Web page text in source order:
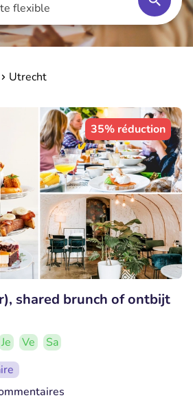
flexible
Utrecht
35% réduction
shared brunch of ontbijt
Je Ve
Sa